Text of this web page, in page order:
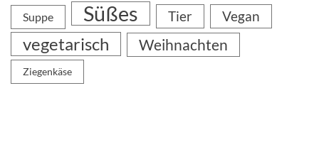
Suppe Süßes Tier Vegan
vegetarisch Weihnachten
Ziegenkäse